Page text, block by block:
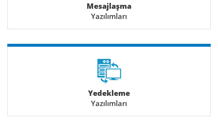
Mesajlaşma
Yazılımları
Yedekleme
Yazılımları